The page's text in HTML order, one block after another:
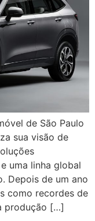
de São Paulo
sua visão de
uma linha global
Depois de um ano
como recordes de
produção […]